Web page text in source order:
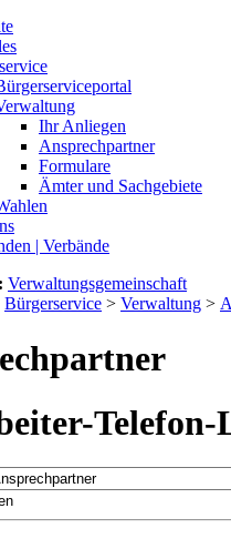
Ihr Anliegen
Ansprechpartner
Formulare
Ämter und Sachgebiete
| Verbände
Verwaltungsgemeinschaft
Bürgerservice > Verwaltung >
Telefon-